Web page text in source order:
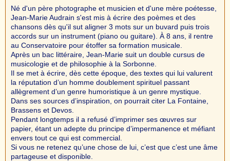
Né d'un père photographe et musicien et d'une mère poétesse,
Jean-Marie Audrain s'est mis à écrire des poèmes et des
chansons dès qu'il sut aligner 3 mots sur un buvard puis trois
accords sur un instrument (piano ou guitare). À 8 ans, il rentre
au Conservatoire pour étoffer sa formation musicale.
Après un bac littéraire, Jean-Marie suit un double cursus de
musicologie et de philosophie à la Sorbonne.
Il se met à écrire, dès cette époque, des textes qui lui valurent
la réputation d’un homme doublement spirituel passant
allègrement d’un genre humoristique à un genre mystique.
Dans ses sources d’inspiration, on pourrait citer La Fontaine,
Brassens et Devos.
Pendant longtemps il a refusé d’imprimer ses œuvres sur
papier, étant un adepte du principe d’impermanence et méfiant
envers tout ce qui est commercial.
Si vous ne retenez qu’une chose de lui, c’est que c’est une âme
partageuse et disponible.